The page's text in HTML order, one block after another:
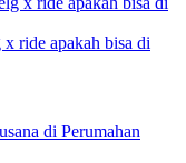
ride apakah bisa di
di Perumahan